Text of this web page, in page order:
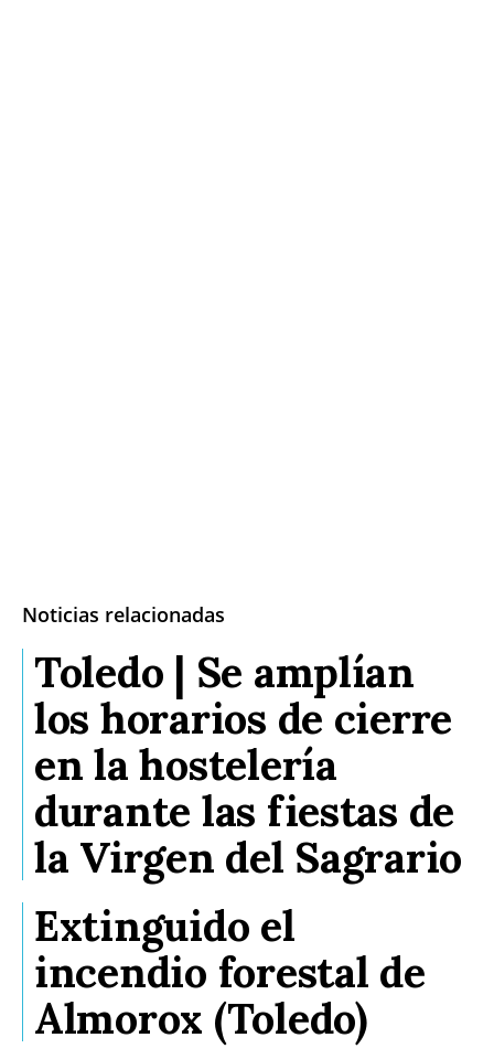
Noticias relacionadas
Toledo | Se amplían
los horarios de cierre
en la hostelería
durante las fiestas de
la Virgen del Sagrario
Extinguido el
incendio forestal de
Almorox (Toledo)